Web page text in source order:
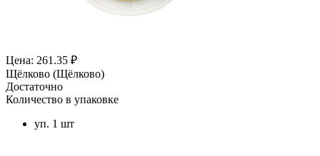
Цена: 261.35 ₽
Щёлково (Щёлково)
Достаточно
Количество в упаковке
уп. 1 шт